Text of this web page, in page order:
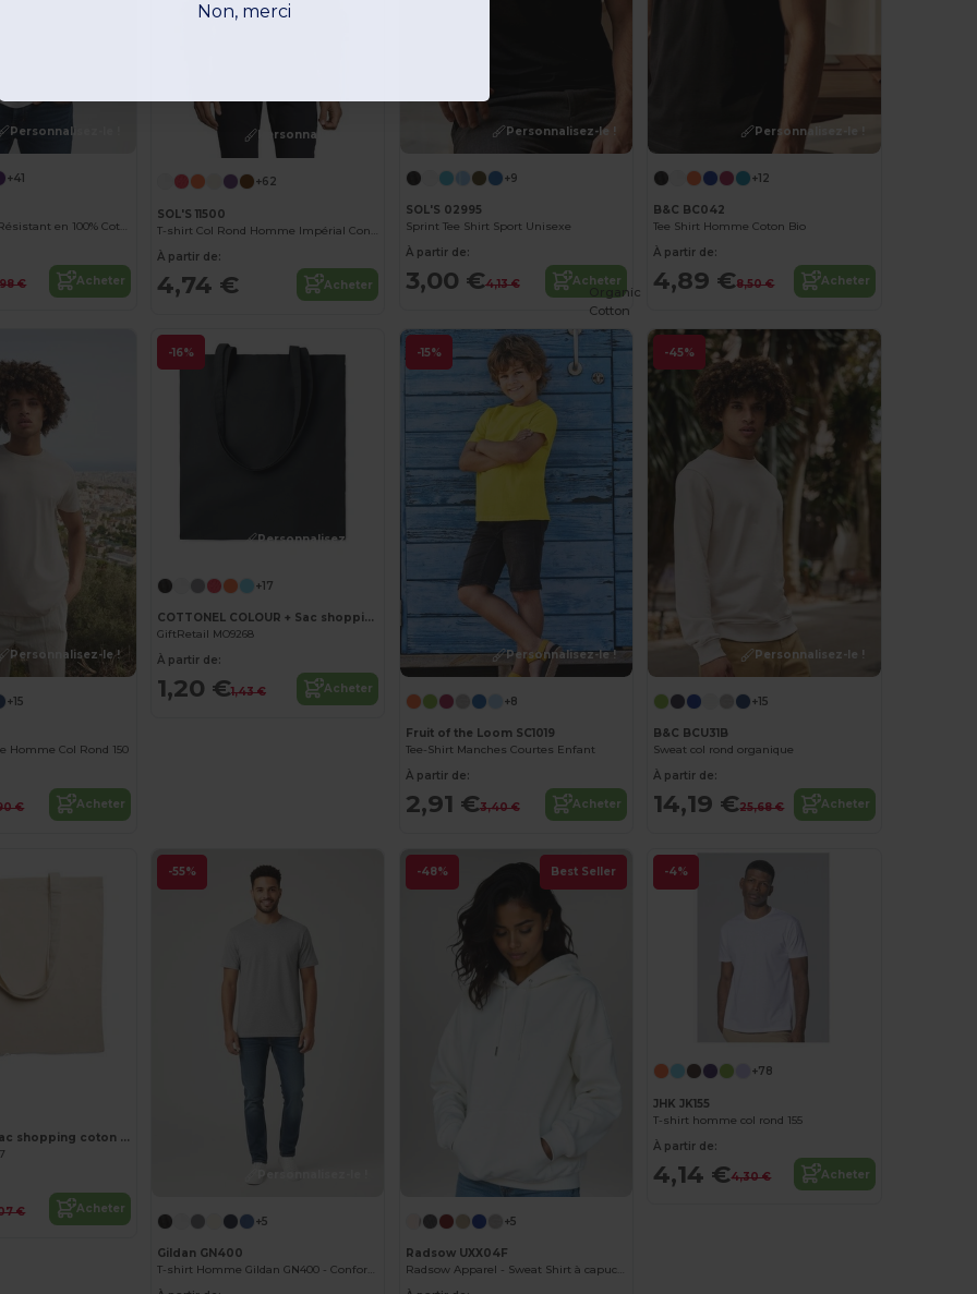
Personnalisez-le !
+41
T-shirt Homme Résistant en 100% Coton épais de Haute Qualité
€ Acheter
Personnalisez-le !
+62
SOL'S 11500
À partir de:
4,74 € Acheter
Personnalisez-le !
+9
SOL'S 02995
Sprint Tee Shirt Sport Unisexe
À partir de:
3,00 €4,13 € Acheter
Personnalisez-le !
+12
B&C BC042
Tee Shirt Homme Coton Bio
À partir de:
4,89 €8,50 € Acheter
Personnalisez-le !
+15
Homme Col Rond 150
€ Acheter
-16%
Personnalisez-le !
+17
COTTONEL COLOUR + Sac shopping coton 140gr/m²
GiftRetail MO9268
À partir de:
1,20 €1,43 € Acheter
-15%
Personnalisez-le !
+8
Fruit of the Loom SC1019
Tee-Shirt Manches Courtes Enfant
À partir de:
2,91 €3,40 € Acheter
-45%
Organic
Cotton
Personnalisez-le !
+15
B&C BCU31B
Sweat col rond organique
À partir de:
14,19 €25,68 € Acheter
COTTONEL + Sac shopping coton 140gr/m²
€ Acheter
-55%
+5
Gildan GN400
T-shirt Homme Gildan GN400 - Confort et Qualité Supérieure
-48% Best Seller
+5
Radsow UXX04F
Radsow Apparel - Sweat Shirt à capuche London pour femmes
-4%
+78
JHK JK155
T-shirt homme col rond 155
À partir de:
4,14 €4,30 € Acheter
Non, merci